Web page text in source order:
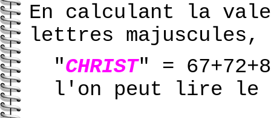
En calculant la
lettres
"CHRIST" =
l'on peut lire le